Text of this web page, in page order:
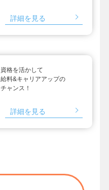
詳細を見る
資格を活かして
給料&キャリアアップの
チャンス！
詳細を見る